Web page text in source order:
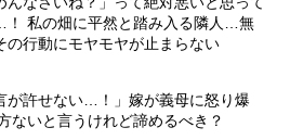
！ 私の畑に平然と踏み入る隣人…無
の行動にモヤモヤが止まらない
が許せない…！」嫁が義母に怒り爆
ないと言うけれど諦めるべき？